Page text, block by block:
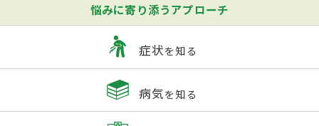
悩みに寄り添うアプローチ
症状を知る
病気を知る